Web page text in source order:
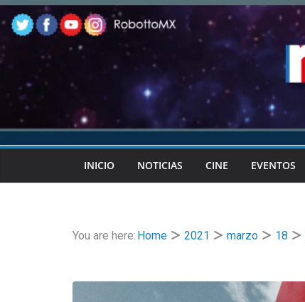
Skip
to
content
INICIO NOTICIAS CINE EVENTOS
You are here: Home 2021 marzo 18